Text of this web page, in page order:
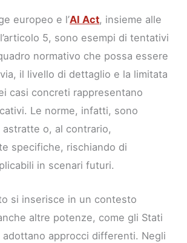
europeo e l’AI Act, insieme alle
5, sono esempi di tentativi
normativo che possa essere
il livello di dettaglio e la limitata
casi concreti rappresentano
Le norme, infatti, sono
o, al contrario,
specifiche, rischiando di
in scenari futuri.
si inserisce in un contesto
altre potenze, come gli Stati
adottano approcci differenti. Negli